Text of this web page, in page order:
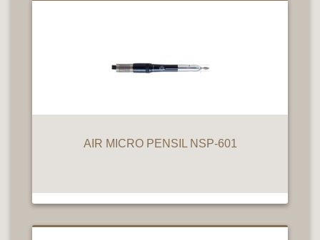
AIR MICRO PENSIL NSP-601